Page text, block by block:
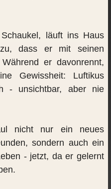
läuft ins Haus
dass er mit seinen
er davonrennt,
Gewissheit: Luftikus
- unsichtbar, aber nie
nicht nur ein neues
sondern auch ein
- jetzt, da er gelernt